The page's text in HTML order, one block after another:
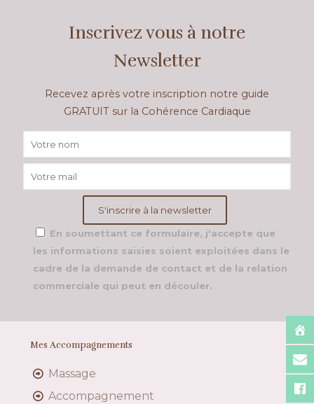
Inscrivez vous à notre
Newsletter
Recevez après votre inscription notre guide
GRATUIT sur la Cohérence Cardiaque
En soumettant ce formulaire, j'accepte que
les informations saisies soient exploitées dans le
cadre de la demande de contact et de la relation
commerciale qui peut en découler.
Mes Accompagnements
Massage
Accompagnement